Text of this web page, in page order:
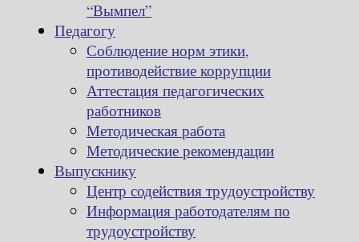
“Вымпел”
Педагогу
Соблюдение норм этики,
противодействие коррупции
Аттестация педагогических
работников
Методическая работа
Методические рекомендации
Выпускнику
Центр содействия трудоустройству
Информация работодателям по
трудоустройству